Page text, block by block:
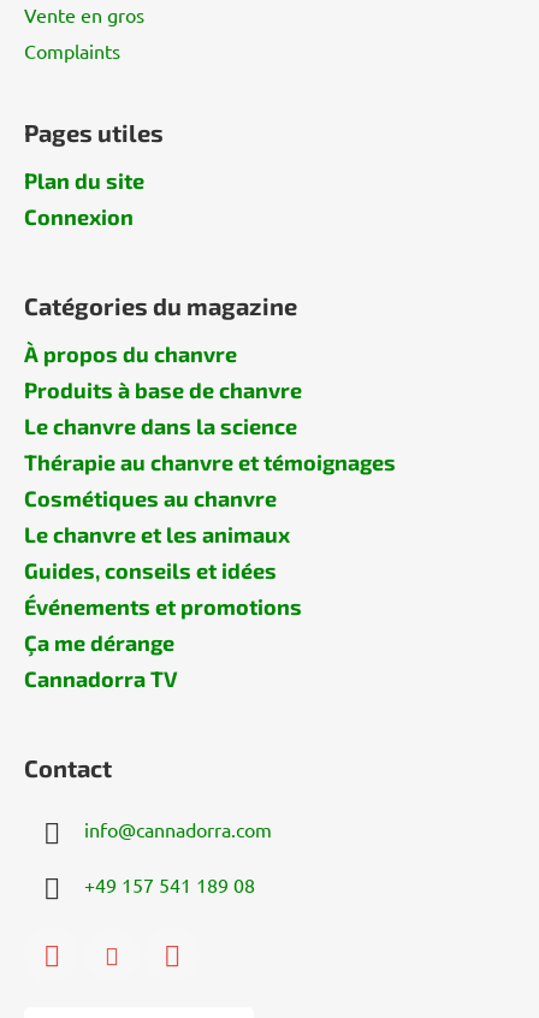
Vente en gros
Complaints
Pages utiles
Plan du site
Connexion
Catégories du magazine
À propos du chanvre
Produits à base de chanvre
Le chanvre dans la science
Thérapie au chanvre et témoignages
Cosmétiques au chanvre
Le chanvre et les animaux
Guides, conseils et idées
Événements et promotions
Ça me dérange
Cannadorra TV
Contact
info@cannadorra.com
+49 157 541 189 08